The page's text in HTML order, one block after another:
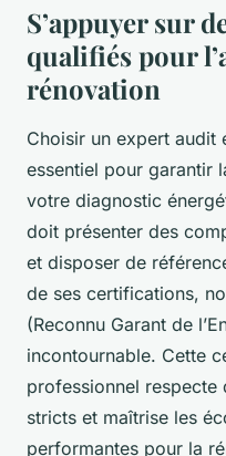
S’appuyer sur
qualifiés pour
rénovation
Choisir un expert audit
essentiel pour garantir
votre diagnostic
doit présenter des
et disposer de
de ses certifications,
(Reconnu Garant de
incontournable. Cette
professionnel respecte
stricts et maîtrise les
performantes pour la